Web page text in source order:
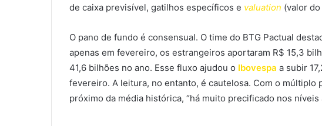
de caixa previsível, gatilhos específicos e valuation (valor
O pano de fundo é consensual. O time do BTG Pactual
apenas em fevereiro, os estrangeiros aportaram R$ 15,3
41,6 bilhões no ano. Esse fluxo ajudou o Ibovespa a subir
fevereiro. A leitura, no entanto, é cautelosa. Com o múltiplo
próximo da média histórica, “há muito precificado nos níveis